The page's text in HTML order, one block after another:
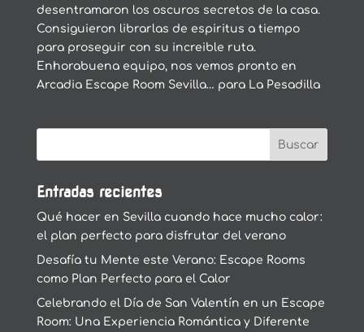
desentramaron los oscuros secretos de la casa.
Consiguieron librarlas de espiritus a tiempo
para proseguir con su increible ruta.
Enhorabuena equipo, nos vemos pronto en
Arcadia Escape Room Sevilla… para La Pesadilla
Entradas recientes
Qué hacer en Sevilla cuando hace mucho calor:
el plan perfecto para disfrutar del verano
Desafía tu Mente este Verano: Escape Rooms
como Plan Perfecto para el Calor
Celebrando el Día de San Valentín en un Escape
Room: Una Experiencia Romántica y Diferente